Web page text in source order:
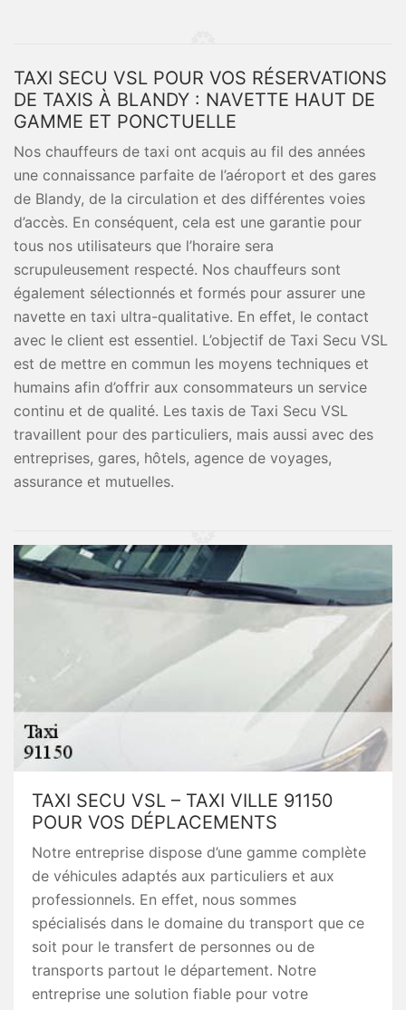
TAXI SECU VSL POUR VOS RÉSERVATIONS
DE TAXIS À BLANDY : NAVETTE HAUT DE
GAMME ET PONCTUELLE
Nos chauffeurs de taxi ont acquis au fil des années
une connaissance parfaite de l’aéroport et des gares
de Blandy, de la circulation et des différentes voies
d’accès. En conséquent, cela est une garantie pour
tous nos utilisateurs que l’horaire sera
scrupuleusement respecté. Nos chauffeurs sont
également sélectionnés et formés pour assurer une
navette en taxi ultra-qualitative. En effet, le contact
avec le client est essentiel. L’objectif de Taxi Secu VSL
est de mettre en commun les moyens techniques et
humains afin d’offrir aux consommateurs un service
continu et de qualité. Les taxis de Taxi Secu VSL
travaillent pour des particuliers, mais aussi avec des
entreprises, gares, hôtels, agence de voyages,
assurance et mutuelles.
TAXI SECU VSL – TAXI VILLE 91150
POUR VOS DÉPLACEMENTS
Notre entreprise dispose d’une gamme complète
de véhicules adaptés aux particuliers et aux
professionnels. En effet, nous sommes
spécialisés dans le domaine du transport que ce
soit pour le transfert de personnes ou de
transports partout le département. Notre
entreprise une solution fiable pour votre